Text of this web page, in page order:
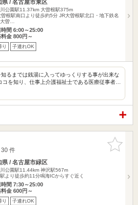
県 / 名古屋市東区
公園駅11.37km 大曽根駅375m
曽根駅南口より徒歩約5分 JR大曽根駅北口・地下鉄名
曽…
時間 6:00～25:00
料金 800円～
り 子連れOK
るまでは銭湯に入ってゆっくりする事が出来な
コを知り、仕事上介護福祉士である医療従事者…
お気に入
りに追加
件
県 / 名古屋市緑区
公園駅11.44km 神沢駅567m
より徒歩約11分鳴海ICからすぐ近く
時間 7:30～25:00
料金 600円～
り 子連れOK